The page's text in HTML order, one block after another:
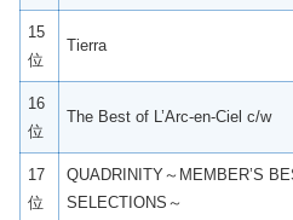
15
位
Tierra
16
位
The Best of L’Arc-en-Ciel c/w
17
位
QUADRINITY～MEMBER’S
SELECTIONS～